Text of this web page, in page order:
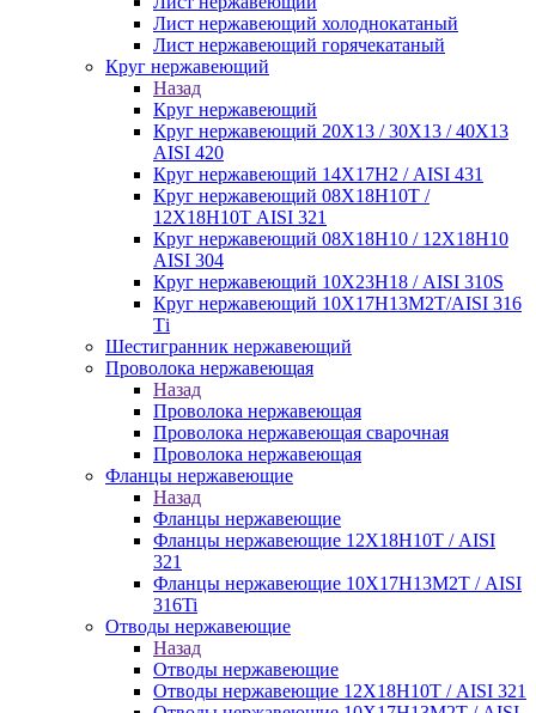
Лист нержавеющий холоднокатаный
Лист нержавеющий горячекатаный
Круг нержавеющий
Назад
Круг нержавеющий
Круг нержавеющий 20Х13 / 30Х13 / 40Х13
AISI 420
Круг нержавеющий 14Х17Н2 / AISI 431
Круг нержавеющий 08Х18Н10Т /
12Х18Н10Т AISI 321
Круг нержавеющий 08Х18Н10 / 12Х18Н10
AISI 304
Круг нержавеющий 10Х23Н18 / AISI 310S
Круг нержавеющий 10Х17Н13М2Т/AISI 316
Тi
Шестигранник нержавеющий
Проволока нержавеющая
Назад
Проволока нержавеющая
Проволока нержавеющая сварочная
Проволока нержавеющая
Фланцы нержавеющие
Назад
Фланцы нержавеющие
Фланцы нержавеющие 12Х18Н10Т / AISI
321
Фланцы нержавеющие 10Х17Н13М2Т / AISI
316Ti
Отводы нержавеющие
Назад
Отводы нержавеющие
Отводы нержавеющие 12Х18Н10Т / AISI 321